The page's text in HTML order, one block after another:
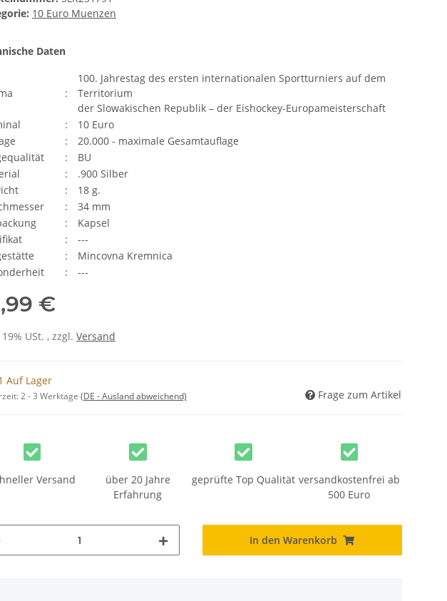
10 Euro Muenzen
Daten
:
100. Jahrestag des ersten internationalen Sportturniers auf dem
Territorium
der Slowakischen Republik – der Eishockey-Europameisterschaft
:
10 Euro
:
20.000 - maximale Gesamtauflage
:
BU
:
.900 Silber
:
18 g.
:
34 mm
:
Kapsel
:
---
:
Mincovna Kremnica
: ---
€
USt. , zzgl. Versand
Auf Lager
2 - 3 Werktage (DE - Ausland abweichend) Frage zum Artikel
Versand
über 20 Jahre
Erfahrung
geprüfte Top Qualität versandkostenfrei ab
500 Euro
In den Warenkorb